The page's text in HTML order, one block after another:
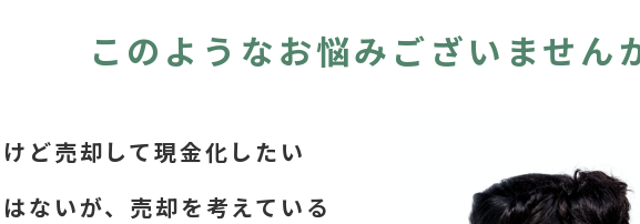
このようなお悩みございません
ど売却して現金化したい
ないが、売却を考えている